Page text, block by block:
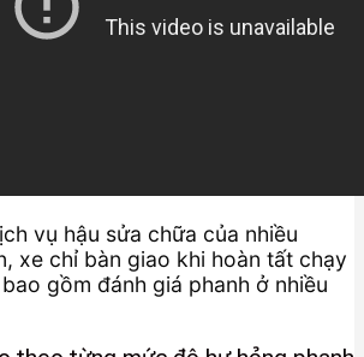
vụ hậu sửa chữa của nhiều
xe chỉ bàn giao khi hoàn tất chạy
gồm đánh giá phanh ở nhiều